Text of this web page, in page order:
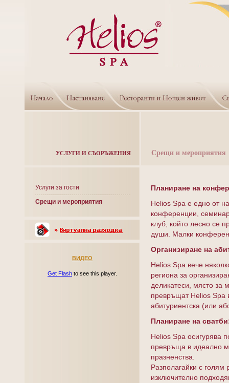
УСЛУГИ И СЪОРЪЖЕНИЯ Срещи и мероприятия
Услуги за гости
Срещи и мероприятия
ВИДЕО
Get Flash to see this player.
Планиране на
Helios Spa е едно от
конференции,
клуб, който лесно се
души. Малки
Организиране на
Helios Spa вече
региона за
деликатеси, място за
превръщат Helios Spa
абитуриентска (или
Планиране на
Helios Spa осигурява
превръща в идеално
празненства.
Разполагайки с
изключително